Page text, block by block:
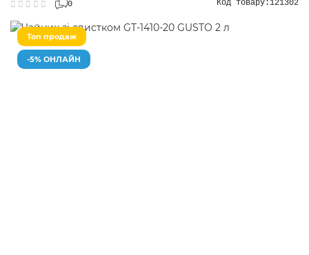
0 Код товару:121302
Топ продаж
-5% ОНЛАЙН